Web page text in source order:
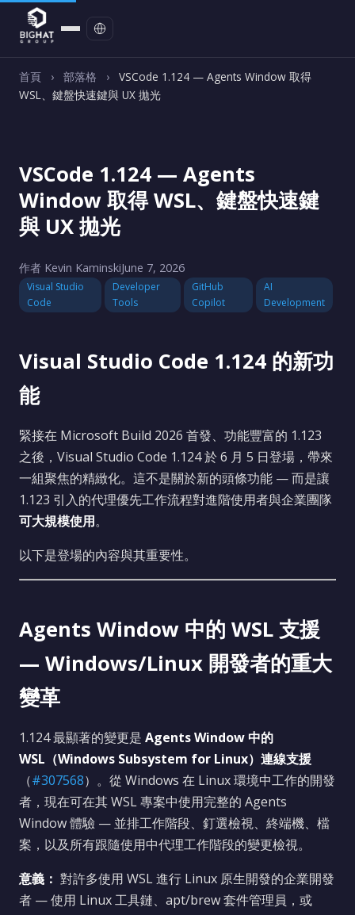
首頁 › 部落格 ›
VSCode 1.124 — Agents Window 取得
WSL、鍵盤快速鍵與 UX 拋光
VSCode 1.124 — Agents
Window 取得 WSL、鍵盤快速鍵
與 UX 拋光
作者 Kevin KaminskiJune 7, 2026
Visual Studio
Code
Developer
Tools
GitHub
Copilot
AI
Development
Visual Studio Code 1.124 的新功
能
緊接在 Microsoft Build 2026 首發、功能豐富的 1.123
之後，Visual Studio Code 1.124 於 6 月 5 日登場，帶來
一組聚焦的精緻化。這不是關於新的頭條功能 — 而是讓
1.123 引入的代理優先工作流程對進階使用者與企業團隊
可大規模使用。
以下是登場的內容與其重要性。
Agents Window 中的 WSL 支援
— Windows/Linux 開發者的重大
變革
1.124 最顯著的變更是 Agents Window 中的
WSL（Windows Subsystem for Linux）連線支援
（#307568）。從 Windows 在 Linux 環境中工作的開發
者，現在可在其 WSL 專案中使用完整的 Agents
Window 體驗 — 並排工作階段、釘選檢視、終端機、檔
案，以及所有跟隨使用中代理工作階段的變更檢視。
意義： 對許多使用 WSL 進行 Linux 原生開發的企業開發
者 — 使用 Linux 工具鏈、apt/brew 套件管理員，或